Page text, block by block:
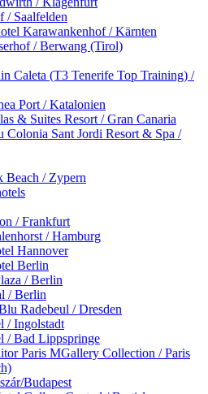
/ Saalfelden
Karawankenhof / Kärnten
/ Berwang (Tirol)
Caleta (T3 Tenerife Top Training) /
Port / Katalonien
& Suites Resort / Gran Canaria
Colonia Sant Jordi Resort & Spa /
Beach / Zypern
/ Frankfurt
/ Hamburg
Hannover
Berlin
/ Berlin
/ Berlin
Radebeul / Dresden
/ Ingolstadt
/ Bad Lippspringe
Paris MGallery Collection / Paris
Budapest